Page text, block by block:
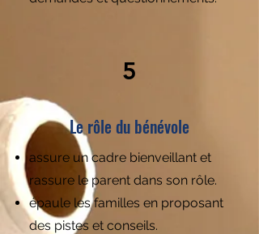
5
Le rôle du bénévole
assure un cadre bienveillant et
rassure le parent dans son rôle.
épaule les familles en proposant
des pistes et conseils.